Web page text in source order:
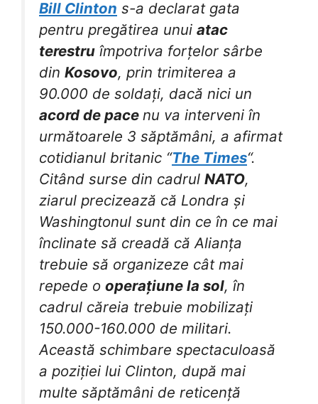
Bill Clinton s-a declarat gata
pentru pregătirea unui atac
terestru împotriva forțelor sârbe
din Kosovo, prin trimiterea a
90.000 de soldați, dacă nici un
acord de pace nu va interveni în
următoarele 3 săptămâni, a afirmat
cotidianul britanic “The Times“.
Citând surse din cadrul NATO,
ziarul precizează că Londra și
Washingtonul sunt din ce în ce mai
înclinate să creadă că Alianța
trebuie să organizeze cât mai
repede o operațiune la sol, în
cadrul căreia trebuie mobilizați
150.000-160.000 de militari.
Această schimbare spectaculoasă
a poziției lui Clinton, după mai
multe săptămâni de reticență